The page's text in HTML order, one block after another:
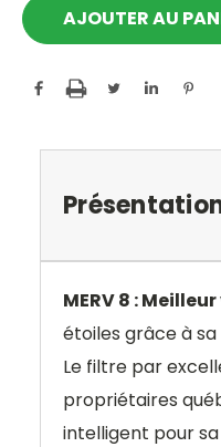
MERV 8 :
étoiles grâce à
Le filtre par
propriétaires
intelligent pour